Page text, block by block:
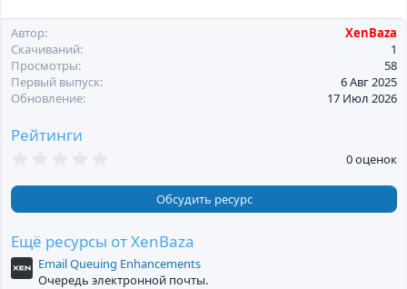
Автор
XenBaza
Скачиваний
1
Просмотры
58
Первый выпуск
6 Авг 2025
Обновление
17 Июл 2026
Рейтинги
0
з
ё
з
д
0 оценок
Обсудить ресурс
Ещё ресурсы от XenBaza
Email Queuing Enhancements
Очередь электронной почты.